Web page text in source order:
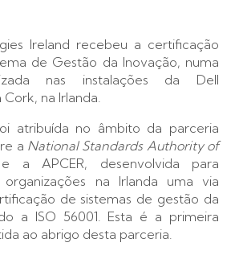
Ireland recebeu a certificação
de Gestão da Inovação, numa
nas instalações da Dell
na Irlanda.
atribuída no âmbito da parceria
a National Standards Authority of
a APCER, desenvolvida para
organizações na Irlanda uma via
de sistemas de gestão da
a ISO 56001. Esta é a primeira
ao abrigo desta parceria.